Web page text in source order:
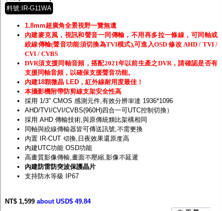
料號:IR-G11WA
1.8mm超廣角全景視野一覽無遺
內建麥克風，視訊和聲音一同傳輸，不用再多拉一條線，可同軸或
絞線傳輸(聲音功能須切換為TVI模式),可進入OSD 修改 AHD / TVI /
CVI / CVBS
DVR須支援同軸音頻，搭配2021年以前生產之DVR，請確認是否有
支援同軸音頻，以確保支援聲音功能。
內建18顆微晶 LED，紅外線耐用度最佳！
本攝影機附帶防剪線支架安全性高
採用 1/3" CMOS 感測元件,有效分辨率達 1936*1096
AHD/TVI/CVI/CVBS(960H)四合一可UTC控制切換）
採用 AHD 傳輸技術,與原傳統類比架構相同
同軸與絞線傳輸器皆可傳送訊號,不需更換
內置 IR-CUT 切換,日夜效果還原度高
內建UTC功能 OSD功能
高畫質影像傳輸,畫面不壓縮,影像不延遲
內建防雷防突波保護晶片
支持防水等級 IP67
NT$ 1,599 about USD$ 49.84